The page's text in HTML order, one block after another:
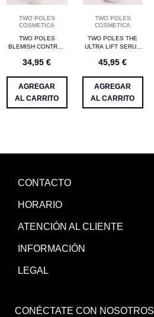
TWO POLES
COSMETICA
TWO POLES
BLEMISH CONTROL
ACIDO SUCCINICO Y
40 ML
34,95 €
AGREGAR
AL CARRITO
TWO POLES
COSMETICA
TWO POLES THE
ULTRA LIFT SERUM
COLAGENO 30ML
45,95 €
AGREGAR
AL CARRITO
CONTACTO
HORARIO
ATENCIÓN AL CLIENTE
INFORMACIÓN
LEGAL
CONÉCTATE CON NOSOTROS